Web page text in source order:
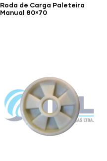
Roda de Carga Paleteira
Manual 80×70